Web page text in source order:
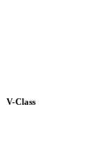
V-Class